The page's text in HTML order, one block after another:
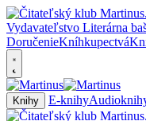
DoručenieKníhkupectvá
Knihy E-knihy